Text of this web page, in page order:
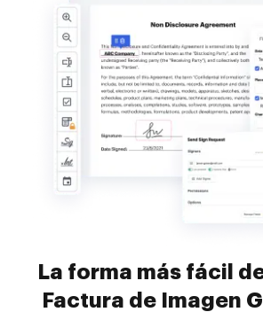
La forma más fácil
Factura de Imagen